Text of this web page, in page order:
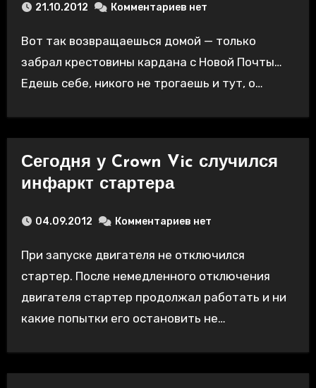
21.10.2012 Комментариев нет
Вот так возвращаешься домой — только
забрал крестовины кардана с Новой Почты…
Едешь себе, никого не трогаешь и тут, о…
Сегодня у Crown Vic случился
инфаркт стартера
04.09.2012 Комментариев нет
При запуске двигателя не отключился
стартер. После немедленного отключения
двигателя стартер продолжал работать и ни
какие попытки его остановить не…